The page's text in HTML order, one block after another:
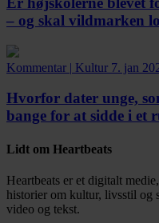
– og skal vildmarken
Kommentar | Kultur 7. jan
Hvorfor dater unge,
bange for at sidde i
Lidt om Heartbeats
Heartbeats er et digitalt
historier om kultur, livsstil
video og tekst.